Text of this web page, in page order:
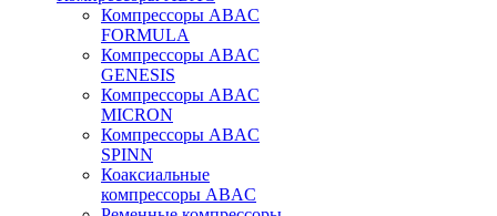
Компрессоры ABAC
FORMULA
Компрессоры ABAC
GENESIS
Компрессоры ABAC
MICRON
Компрессоры ABAC
SPINN
Коаксиальные
компрессоры ABAC